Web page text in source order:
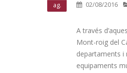
ag. 02/08/2016
A través
Mont-roig del
departaments i
equipaments